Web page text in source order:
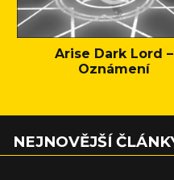
Arise Dark Lord –
Oznámení
NEJNOVĚJŠÍ